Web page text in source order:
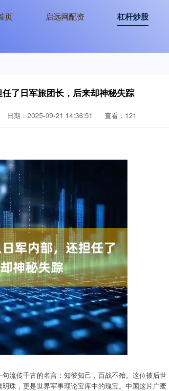
页 启远网配资 杠杆炒股
了日军旅团长，后来却神秘失踪
日期：2025-09-21 14:36:51 查看：121
流传千古的名言：知彼知己，百战不殆。这位被后世
珠，更是世界军事理论宝库中的瑰宝。中国这片广袤
沪深300 4694.44